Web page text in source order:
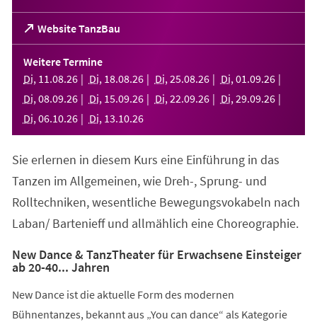
Website TanzBau
(Öffnet
in
einem
neuen
Tab)
Weitere Termine
Di, 11 .08.26 Di, 18.08.26 Di, 25.08.26 Di, 01 .09.26
Di, 08.09.26 Di, 15.09.26 Di, 22.09.26 Di, 29.09.26
Di, 06.10.26 Di, 13.10.26
Sie erlernen in diesem Kurs eine Einführung in das
Tanzen im Allgemeinen, wie Dreh-, Sprung- und
Rolltechniken, wesentliche Bewegungsvokabeln nach
Laban/ Bartenieff und allmählich eine Choreographie.
New Dance & TanzTheater für Erwachsene Einsteiger
ab 20-40... Jahren
New Dance ist die aktuelle Form des modernen
Bühnentanzes, bekannt aus „You can dance“ als Kategorie